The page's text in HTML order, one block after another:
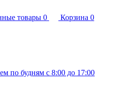
товары 0 Корзина 0
по будням с 8:00 до 17:00